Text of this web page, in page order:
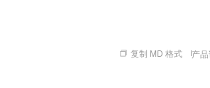
复制 MD 格式 产
务时代开源旗舰模型
轻松解锁专属
新助力计划
补贴，加速一人公司成长 从图文生成到视频创
释放技术红利
作台